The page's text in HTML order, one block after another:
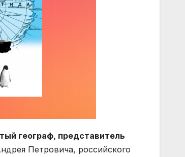
географ, представитель
Петровича, российского